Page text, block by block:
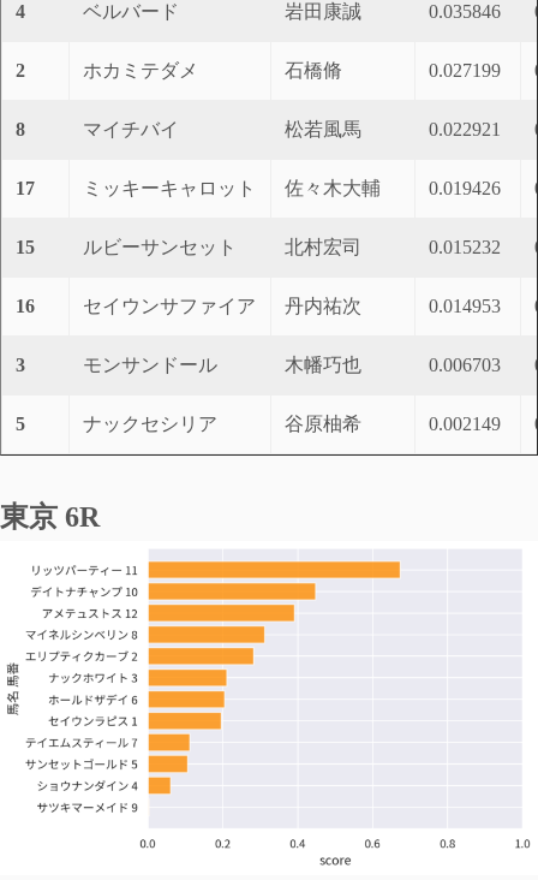
4 ベルバード 岩田康誠 0.035846
2 ホカミテダメ 石橋脩 0.027199
8 マイチバイ 松若風馬 0.022921
17 ミッキーキャロット 佐々木大輔 0.019426
15 ルビーサンセット 北村宏司 0.015232
16 セイウンサファイア 丹内祐次 0.014953
3 モンサンドール 木幡巧也 0.006703
5 ナックセシリア 谷原柚希 0.002149
東京 6R